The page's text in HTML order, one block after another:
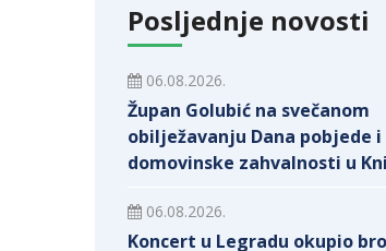
Posljednje novosti
06.08.2026.
Župan Golubić na svečanom
obilježavanju Dana pobjede i
domovinske zahvalnosti u
06.08.2026.
Koncert u Legradu okupio